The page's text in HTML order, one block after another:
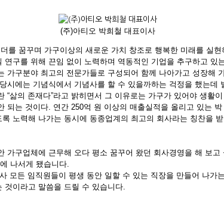
(주)아티오 박희철 대표이사
를 꿈꾸며 가구이상의 새로운 가치 창조로 행복한 미래를 실
연구를 위해 끈임 없이 노력하며 역동적인 기업을 추구하고 있
가구분야 최고의 전문가들로 구성되어 함께 나아가고 성장해
시에는 기념식에서 기념사를 할 수 있을까하는 걱정을 했는데
“삶의 존재다”라고 밝히면서 그 이유로는 가구가 있어야 생활
되는 것이다. 연간 250억 원 이상의 매출실적을 올리고 있는
노력해 나가는 동시에 동종업계의 최고의 회사라는 칭찬을
가구업체에 근무해 오다 평소 꿈꾸어 왔던 회사경영을 해 보고
나서게 됐습니다.
모든 임직원들이 평생 동안 일할 수 있는 직장을 만들어 나가
것이라고 말씀을 드릴 수 있습니다.